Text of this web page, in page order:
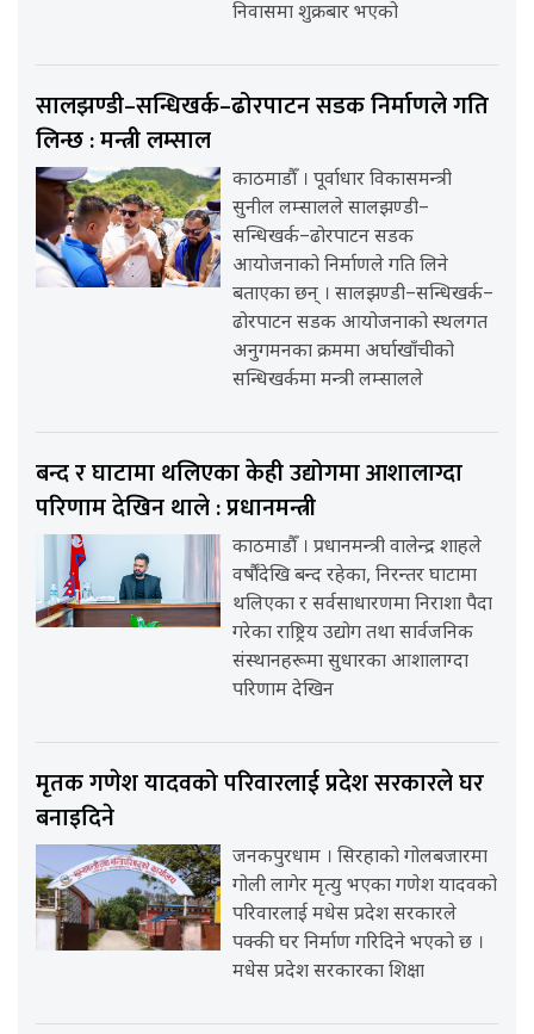
निवासमा शुक्रबार भएको
सालझण्डी–सन्धिखर्क–ढोरपाटन सडक निर्माणले गति
लिन्छ : मन्त्री लम्साल
काठमाडौँ । पूर्वाधार विकासमन्त्री
सुनील लम्सालले सालझण्डी–
सन्धिखर्क–ढोरपाटन सडक
आयोजनाको निर्माणले गति लिने
बताएका छन् । सालझण्डी–सन्धिखर्क–
ढोरपाटन सडक आयोजनाको स्थलगत
अनुगमनका क्रममा अर्घाखाँचीको
सन्धिखर्कमा मन्त्री लम्सालले
बन्द र घाटामा थलिएका केही उद्योगमा आशालाग्दा
परिणाम देखिन थाले : प्रधानमन्त्री
काठमाडौँ । प्रधानमन्त्री वालेन्द्र शाहले
वर्षौंदेखि बन्द रहेका, निरन्तर घाटामा
थलिएका र सर्वसाधारणमा निराशा पैदा
गरेका राष्ट्रिय उद्योग तथा सार्वजनिक
संस्थानहरूमा सुधारका आशालाग्दा
परिणाम देखिन
मृतक गणेश यादवको परिवारलाई प्रदेश सरकारले घर
बनाइदिने
जनकपुरधाम । सिरहाको गोलबजारमा
गोली लागेर मृत्यु भएका गणेश यादवको
परिवारलाई मधेस प्रदेश सरकारले
पक्की घर निर्माण गरिदिने भएको छ ।
मधेस प्रदेश सरकारका शिक्षा